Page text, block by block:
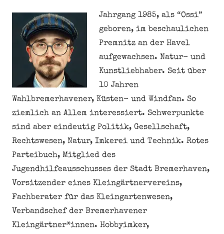
Jahrgang 1985, als “Ossi”
geboren, im beschaulichen
Premnitz an der Havel
aufgewachsen. Natur- und
Kunstliebhaber. Seit über
10 Jahren
Wahlbremerhavener, Küsten- und Windfan. So
ziemlich an Allem interessiert. Schwerpunkte
sind aber eindeutig Politik, Gesellschaft,
Rechtswesen, Natur, Imkerei und Technik. Rotes
Parteibuch, Mitglied des
Jugendhilfeausschusses der Stadt Bremerhaven,
Vorsitzender eines Kleingärtnervereins,
Fachberater für das Kleingartenwesen,
Verbandschef der Bremerhavener
Kleingärtner*innen. Hobbyimker,